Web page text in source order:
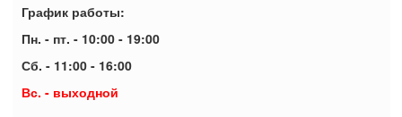
График работы:
Пн. - пт. - 10:00 - 19:00
Сб. - 11:00 - 16:00
Вс. - выходной